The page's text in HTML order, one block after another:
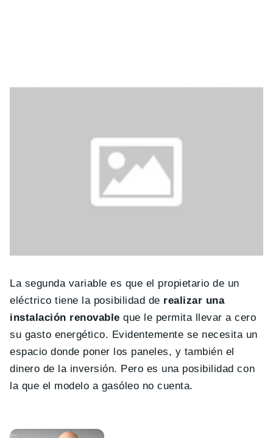
La segunda variable es que el propietario de un
eléctrico tiene la posibilidad de realizar una
instalación renovable que le permita llevar a cero
su gasto energético. Evidentemente se necesita un
espacio donde poner los paneles, y también el
dinero de la inversión. Pero es una posibilidad con
la que el modelo a gasóleo no cuenta.